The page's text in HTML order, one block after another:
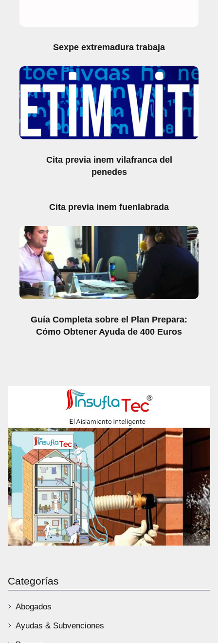
Sexpe extremadura trabaja
Cita previa inem vilafranca del
penedes
Cita previa inem fuenlabrada
Guía Completa sobre el Plan Prepara:
Cómo Obtener Ayuda de 400 Euros
Categorías
Abogados
Ayudas & Subvenciones